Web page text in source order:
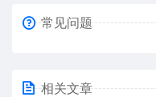
常见问题
相关文章